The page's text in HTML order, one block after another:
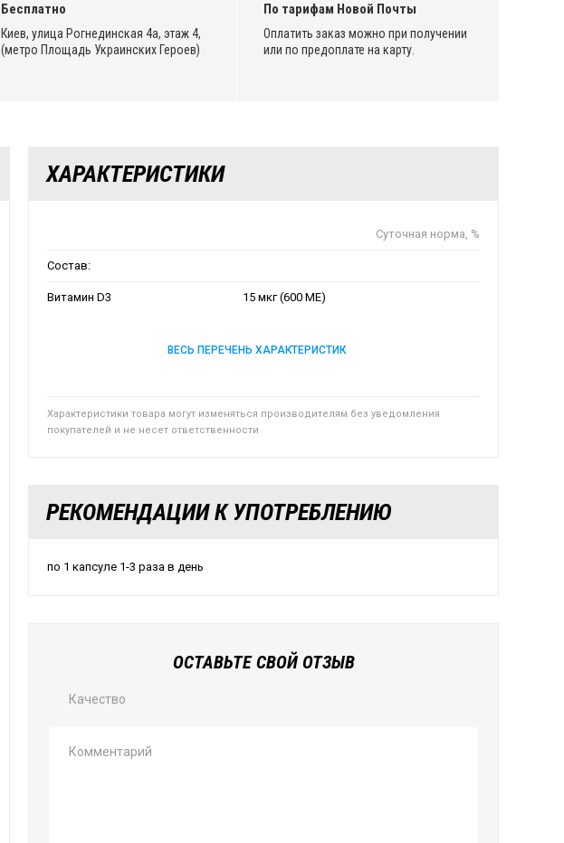
Бесплатно
Киев, улица Рогнединская 4а, этаж 4,
(метро Площадь Украинских Героев)
По тарифам Новой Почты
Оплатить заказ можно при получении
или по предоплате на карту.
ХАРАКТЕРИСТИКИ
Суточная норма, %
Состав:
Витамин D3 15 мкг (600 МЕ)
ВЕСЬ ПЕРЕЧЕНЬ ХАРАКТЕРИСТИК
Характеристики товара могут изменяться производителям без уведомления
покупателей и не несет ответственности
РЕКОМЕНДАЦИИ К УПОТРЕБЛЕНИЮ
по 1 капсуле 1-3 раза в день
ОСТАВЬТЕ СВОЙ ОТЗЫВ
Качество